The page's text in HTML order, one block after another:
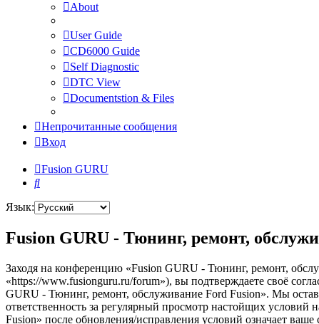
About
User Guide
CD6000 Guide
Self Diagnostic
DTC View
Documentstion & Files
Непрочитанные сообщения
Вход
Fusion GURU
Поиск
Язык:
Fusion GURU - Тюнинг, ремонт,
Заходя на конференцию «Fusion GURU - Тюнинг, ремонт,
«https://www.fusionguru.ru/forum»), вы подтверждаете своё
GURU - Тюнинг, ремонт, обслуживание Ford Fusion». Мы
ответственность за регулярный просмотр настойщих
Fusion» после обновления/исправления условий означает ваше